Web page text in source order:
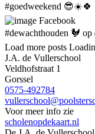
#goedweekend 😎☀️🍀
Facebook
#dewachthouden 🐓
Load more posts
J.A. de Vullerschool
Veldhofstraat 1
Gorssel
0575-492784
Voor meer info zie
scholenopdekaart.nl